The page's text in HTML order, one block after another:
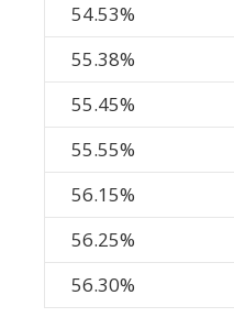
54.53%
55.38%
55.45%
55.55%
56.15%
56.25%
56.30%